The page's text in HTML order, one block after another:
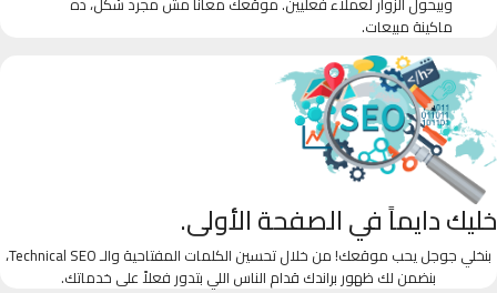
ماكينة مبيعات.
خليك دايماً في الصفحة الأولى.
بنخلي جوجل يحب موقعك! من خلال تحسين الكلمات المفتاحية والـ Technical SEO،
بنضمن لك ظهور براندك قدام الناس اللي بتدور فعلاً على خدماتك.